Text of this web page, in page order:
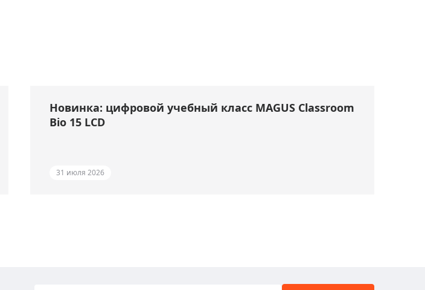
Новинка: цифровой учебный класс MAGUS Classroom
Bio 15 LCD
31 июля 2026